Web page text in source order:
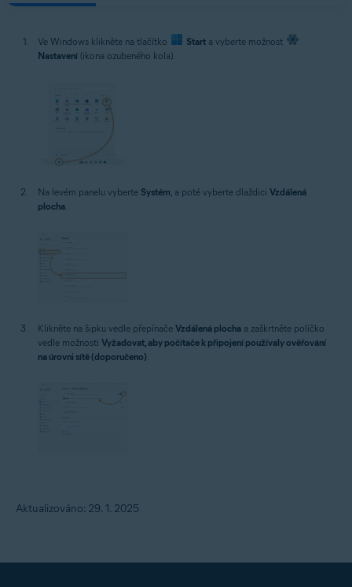
Ve Windows klikněte na tlačítko Start a vyberte možnost
Nastavení (ikona ozubeného kola).
Na levém panelu vyberte Systém, a poté vyberte dlaždici Vzdálená
plocha.
Klikněte na šipku vedle přepínače Vzdálená plocha a zaškrtněte políčko
vedle možnosti Vyžadovat, aby počítače k připojení používaly ověřování
na úrovni sítě (doporučeno)
Aktualizováno: 29. 1. 2025